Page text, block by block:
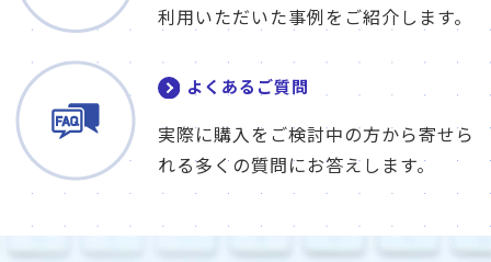
利用いただいた事例をご紹介します。
よくあるご質問
実際に購入をご検討中の方から寄せら
れる多くの質問にお答えします。